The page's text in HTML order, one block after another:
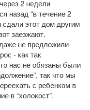
2 недели
назад “в течение 2
сдали этот дом другим
заезжают.
не предложили
- как так
нас не обязаны были
так что мы
с ребенком в
в “холокост”.